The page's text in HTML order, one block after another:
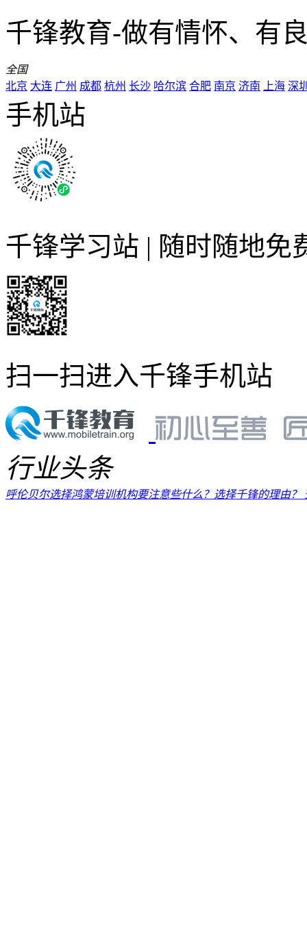
千锋教育-做有情怀、有
全国
北京 大连 广州 成都 杭州 长沙 哈尔滨 合肥 南京 济南 上海 深
手机站
千锋学习站 | 随时随地免
扫一扫进入千锋手机站
行业头条
呼伦贝尔选择鸿蒙培训机构要注意些什么？选择千锋的理由？